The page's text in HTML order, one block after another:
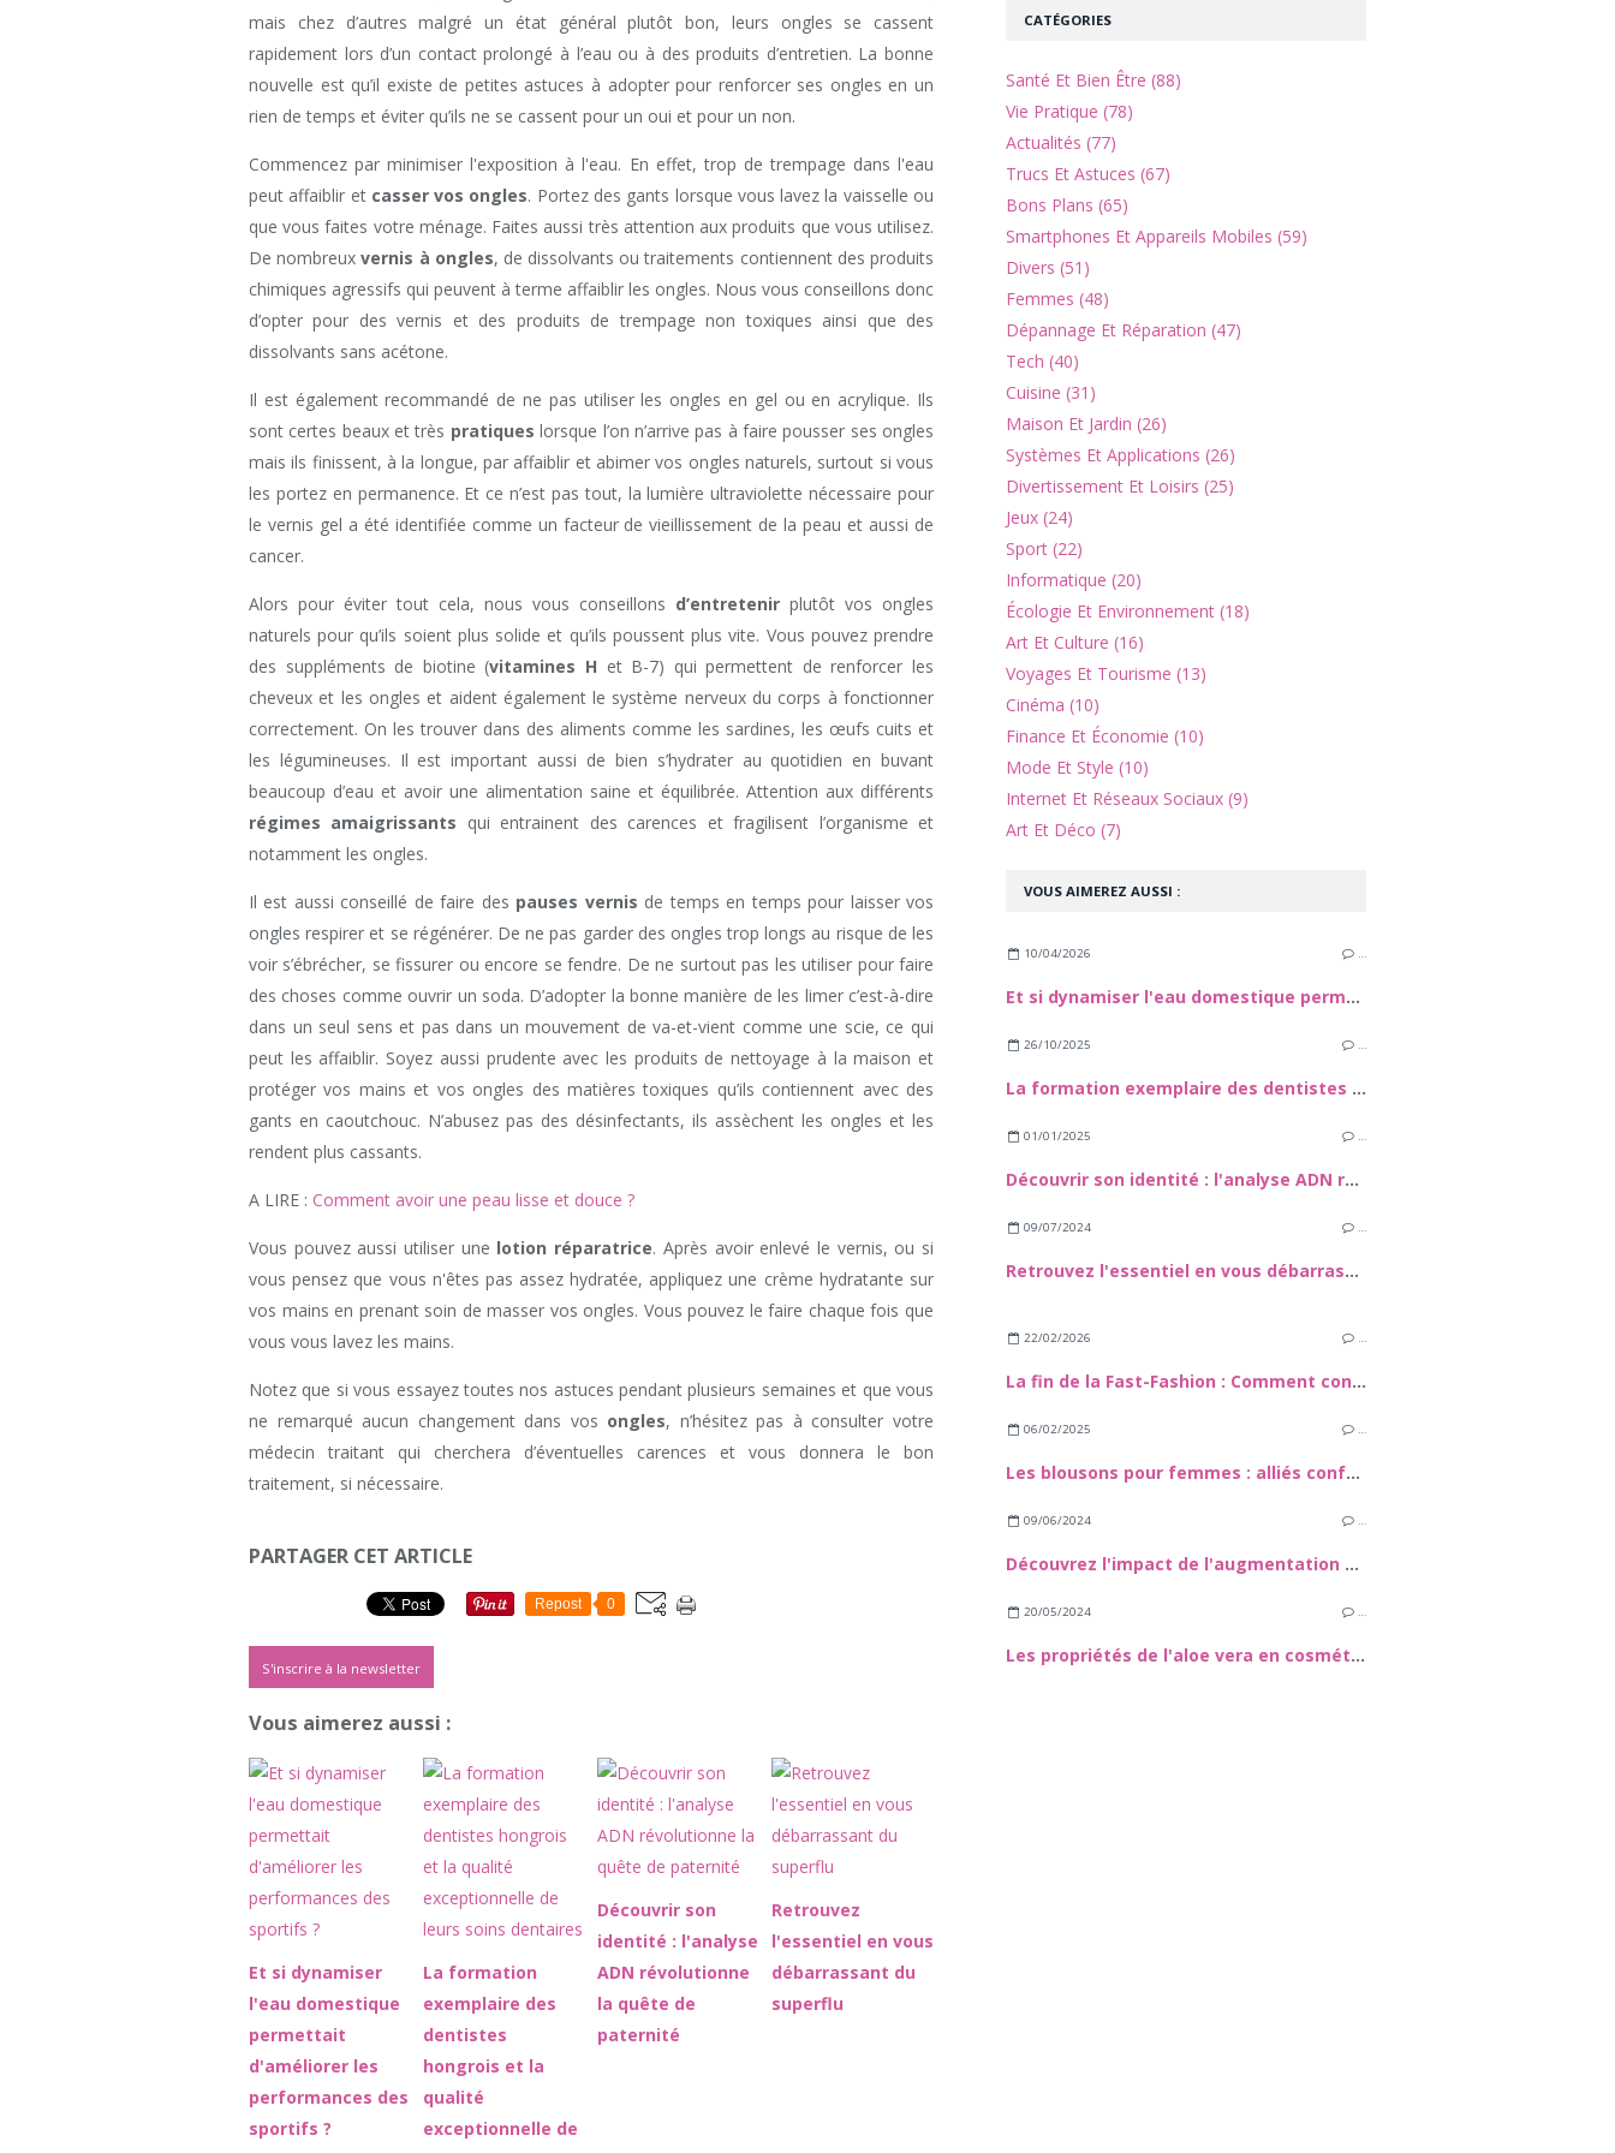
mais chez d’autres malgré un état général plutôt bon, leurs ongles se cassent
rapidement lors d’un contact prolongé à l’eau ou à des produits d’entretien. La bonne
nouvelle est qu’il existe de petites astuces à adopter pour renforcer ses ongles en un
rien de temps et éviter qu’ils ne se cassent pour un oui et pour un non.
Commencez par minimiser l'exposition à l'eau. En effet, trop de trempage dans l'eau
peut affaiblir et casser vos ongles. Portez des gants lorsque vous lavez la vaisselle ou
que vous faites votre ménage. Faites aussi très attention aux produits que vous utilisez.
De nombreuxvernis à ongles, de dissolvants ou traitements contiennent des produits
chimiques agressifs qui peuvent à terme affaiblir les ongles. Nous vous conseillons donc
d’opter pour des vernis et des produits de trempage non toxiques ainsi que des
dissolvants sans acétone.
Il est également recommandé de ne pas utiliser les ongles en gel ou en acrylique. Ils
sont certes beaux et très pratiques lorsque l’on n’arrive pas à faire pousser ses ongles
mais ils finissent, à la longue, par affaiblir et abimer vos ongles naturels, surtout si vous
les portez en permanence. Et ce n’est pas tout, la lumière ultraviolette nécessaire pour
le vernis gel a été identifiée comme un facteur de vieillissement de la peau et aussi de
cancer.
Alors pour éviter tout cela, nous vous conseillons d’entretenir plutôt vos ongles
naturels pour qu’ils soient plus solide et qu’ils poussent plus vite. Vous pouvez prendre
des suppléments de biotine (vitamines H et B-7) qui permettent de renforcer les
cheveux et les ongles et aident également le système nerveux du corps à fonctionner
correctement. On les trouver dans des aliments comme les sardines, les œufs cuits et
les légumineuses. Il est important aussi de bien s’hydrater au quotidien en buvant
beaucoup d’eau et avoir une alimentation saine et équilibrée. Attention aux différents
régimes amaigrissants qui entrainent des carences et fragilisent l’organisme et
notamment les ongles.
Il est aussi conseillé de faire des pauses vernis de temps en temps pour laisser vos
ongles respirer et se régénérer. De ne pas garder des ongles trop longs au risque de les
voir s’ébrécher, se fissurer ou encore se fendre. De ne surtout pas les utiliser pour faire
des choses comme ouvrir un soda. D’adopter la bonne manière de les limer c’est-à-dire
dans un seul sens et pas dans un mouvement de va-et-vient comme une scie, ce qui
peut les affaiblir. Soyez aussi prudente avec les produits de nettoyage à la maison et
protéger vos mains et vos ongles des matières toxiques qu’ils contiennent avec des
gants en caoutchouc. N’abusez pas des désinfectants, ils assèchent les ongles et les
rendent plus cassants.
A LIRE : Comment avoir une peau lisse et douce ?
Vous pouvez aussi utiliser une lotion réparatrice. Après avoir enlevé le vernis, ou si
vous pensez que vous n'êtes pas assez hydratée, appliquez une crème hydratante sur
vos mains en prenant soin de masser vos ongles. Vous pouvez le faire chaque fois que
vous vous lavez les mains.
Notez que si vous essayez toutes nos astuces pendant plusieurs semaines et que vous
ne remarqué aucun changement dans vos ongles, n’hésitez pas à consulter votre
médecin traitant qui cherchera d’éventuelles carences et vous donnera le bon
traitement, si nécessaire.
PARTAGER CET ARTICLE
Repost 0
S'inscrire à la newsletter
Vous aimerez aussi :
Et si dynamiser
l'eau domestique
permettait
d'améliorer les
performances des
sportifs ?
La formation
exemplaire des
dentistes
hongrois et la
qualité
exceptionnelle de
Découvrir son
identité : l'analyse
ADN révolutionne
la quête de
paternité
Retrouvez
l'essentiel en vous
débarrassant du
superflu
VOUS AIMEREZ AUSSI :
10/04/2026 …
Et si dynamiser l'eau domestique permettait d'améliorer les performances des sportifs ?
26/10/2025 …
La formation exemplaire des dentistes hongrois et la qualité exceptionnelle de leurs soins dentaires
01/01/2025 …
Découvrir son identité : l'analyse ADN révolutionne la quête de paternité
09/07/2024 …
Retrouvez l'essentiel en vous débarrassant du superflu
22/02/2026 …
La fin de la Fast-Fashion : Comment construire une "garde-robe capsule" éthique et stylée
06/02/2025 …
Les blousons pour femmes : alliés confort et style au quotidien
09/06/2024 …
Découvrez l'impact de l'augmentation mammaire sur la confiance en soi
20/05/2024 …
Les propriétés de l'aloe vera en cosmétique
CATÉGORIES
Santé Et Bien Être (88)
Vie Pratique (78)
Actualités (77)
Trucs Et Astuces (67)
Bons Plans (65)
Smartphones Et Appareils Mobiles (59)
Divers (51)
Femmes (48)
Dépannage Et Réparation (47)
Tech (40)
Cuisine (31)
Maison Et Jardin (26)
Systèmes Et Applications (26)
Divertissement Et Loisirs (25)
Jeux (24)
Sport (22)
Informatique (20)
Écologie Et Environnement (18)
Art Et Culture (16)
Voyages Et Tourisme (13)
Cinéma (10)
Finance Et Économie (10)
Mode Et Style (10)
Internet Et Réseaux Sociaux (9)
Art Et Déco (7)